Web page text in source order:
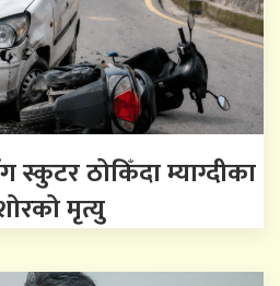
स्कुटर ठोकिँदा म्याग्दीका
मृत्यु